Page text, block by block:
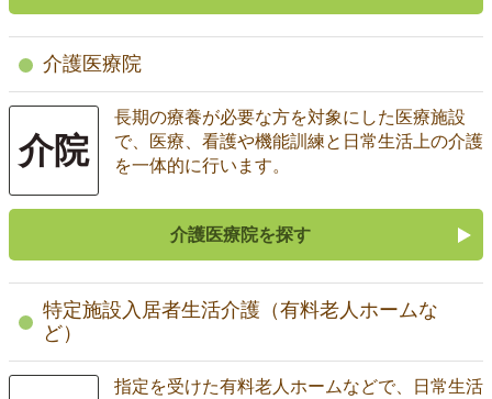
介護医療院
介院
長期の療養が必要な方を対象にした医療施設
で、医療、看護や機能訓練と日常生活上の介護
を一体的に行います。
介護医療院を探す
特定施設入居者生活介護（有料老人ホームな
ど）
指定を受けた有料老人ホームなどで、日常生活